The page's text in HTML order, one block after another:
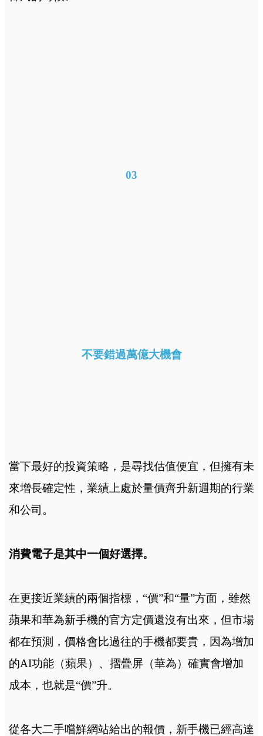
03
不要錯過萬億大機會
當下最好的投資策略，是尋找估值便宜，但擁有未
來增長確定性，業績上處於量價齊升新週期的行業
和公司。
消費電子是其中一個好選擇。
在更接近業績的兩個指標，“價”和“量”方面，雖然
蘋果和華為新手機的官方定價還沒有出來，但市場
都在預測，價格會比過往的手機都要貴，因為增加
的AI功能（蘋果）、摺疊屏（華為）確實會增加
成本，也就是“價”升。
從各大二手嚐鮮網站給出的報價，新手機已經高達